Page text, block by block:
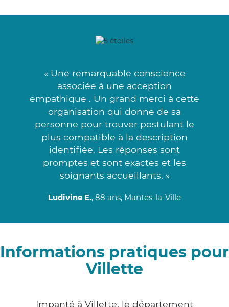
« Une remarquable conscience
associée à une acception
empathique . Un grand merci à cette
organisation qui donne de sa
personne pour trouver postulant le
plus compatible à la description
identifiée. Les réponses sont
promptes et sont exactes et les
soignants accueillants. »
Ludivine E., 88 ans, Mantes-la-Ville
Informations pratiques pour
Villette
Impanté à Villette, le département